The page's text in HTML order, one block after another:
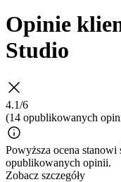
Opinie
Studio
4.1/6
(14 opublikowanych
Powyższa ocena stanowi
opublikowanych opinii.
Zobacz szczegóły